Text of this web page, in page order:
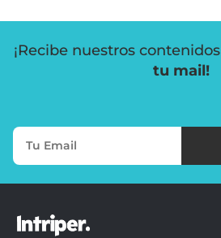
¡Recibe nuestros contenidos
tu mail!